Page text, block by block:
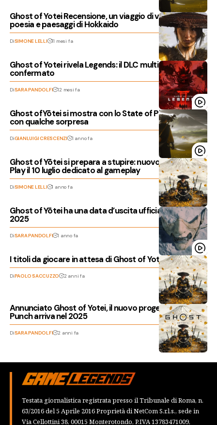
Ghost of Yotei Recensione, un viaggio di vendetta tra
poesia e paesaggi di Hokkaido
DiSIMONE LELLI 11 mesi fa
Ghost of Yotei rivela Legends: il DLC multiplayer è
confermato
DiSARA PANDOLFI 12 mesi fa
Ghost of Yōtei si mostra con lo State of Play Dedicato,
con qualche sorpresa
DiGIANLUIGI CRESCENZI 1 anno fa
Ghost of Yōtei si prepara a stupire: nuovo State of
Play il 10 luglio dedicato al gameplay
DiSIMONE LELLI 1 anno fa
Ghost of Yōtei ha una data d’uscita ufficiale: arriva nel
2025
DiSARA PANDOLFI 1 anno fa
I titoli da giocare in attesa di Ghost of Yotei
DiPAOLO SACCUZZO 2 anni fa
Annunciato Ghost of Yotei, il nuovo progetto di Sucker
Punch arriva nel 2025
DiSARA PANDOLFI 2 anni fa
Testata giornalistica registrata presso il Tribunale di Roma, n.
63/2016 del 5 Aprile 2016 Proprietà di NetCom S.r.l.s., sede in
Via Cellottini 38, 00015 Monterotondo, P.IVA 13783471009,